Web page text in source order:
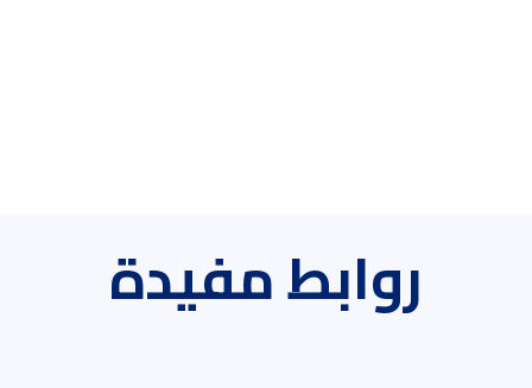
روابط مفيدة